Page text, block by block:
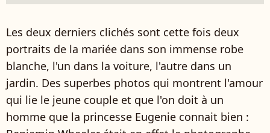
Les deux derniers clichés sont cette fois deux
portraits de la mariée dans son immense robe
blanche, l'un dans la voiture, l'autre dans un
jardin. Des superbes photos qui montrent l'amour
qui lie le jeune couple et que l'on doit à un
homme que la princesse Eugenie connait bien :